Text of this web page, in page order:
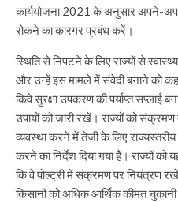
कार्ययोजना 2021 के अनुसार अपने-
रोकने का कारगर प्रबंध करें।
स्थिति से निपटने के लिए राज्यों से
और उन्हें इस मामले में संवेदी बनाने को
किवे सुरक्षा उपकरण की पर्याप्त सप्लाई
उपायों को जारी रखें। राज्यों को
व्यवस्था करने में तेजी के लिए
करने का निर्देश दिया गया है। राज्यों
कि वे पोल्ट्री में संक्रमण पर नियंत्रण
किसानों को अधिक आर्थिक कीमत चुकानी